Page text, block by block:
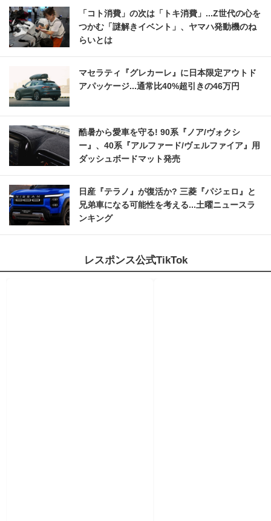
「コト消費」の次は「トキ消費」...Z世代の心を
つかむ「謎解きイベント」、ヤマハ発動機のね
らいとは
マセラティ『グレカーレ』に日本限定アウトド
アパッケージ...通常比40%超引きの46万円
酷暑から愛車を守る! 90系『ノア/ヴォクシ
ー』、40系『アルファード/ヴェルファイア』用
ダッシュボードマット発売
日産『テラノ』が復活か? 三菱『パジェロ』と
兄弟車になる可能性を考える...土曜ニュースラ
ンキング
レスポンス公式TikTok